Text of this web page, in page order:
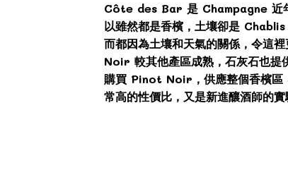
Côte des Bar 是 Champagne 近
以雖然都是香檳，土壤卻是
而都因為土壤和天氣的關係，令這
Noir 較其他產區成熟，石灰石也
購買 Pinot Noir，供應整個香檳區
常高的性價比，又是新進釀酒師的